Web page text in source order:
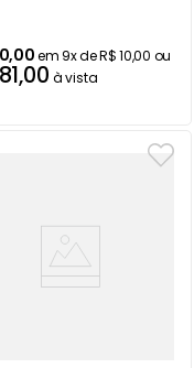
,00em 9x deR$10,00 ou
81,00 à vista